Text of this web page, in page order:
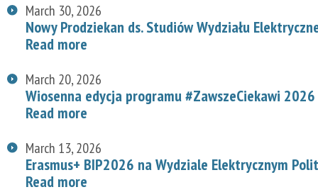
March 30, 2026
Nowy Prodziekan ds. Studiów Wydziału
Read more
March 20, 2026
Wiosenna edycja programu #ZawszeCiekawi
Read more
March 13, 2026
Erasmus+ BIP2026 na Wydziale Elektrycznym
Read more